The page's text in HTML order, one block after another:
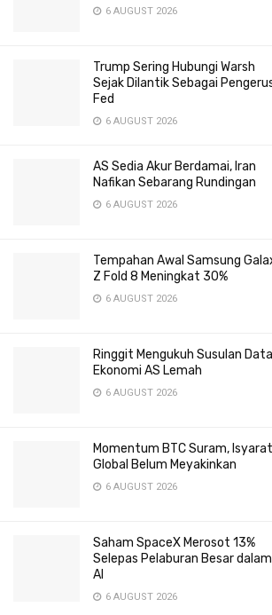
6 AUGUST 2026
Trump Sering Hubungi Warsh
Sejak Dilantik Sebagai
Fed
6 AUGUST 2026
AS Sedia Akur Berdamai, Iran
Nafikan Sebarang Rundingan
6 AUGUST 2026
Tempahan Awal Samsung
Z Fold 8 Meningkat 30%
6 AUGUST 2026
Ringgit Mengukuh Susulan Data
Ekonomi AS Lemah
6 AUGUST 2026
Momentum BTC Suram, Isyarat
Global Belum Meyakinkan
6 AUGUST 2026
Saham SpaceX Merosot 13%
Selepas Pelaburan Besar dalam
AI
6 AUGUST 2026